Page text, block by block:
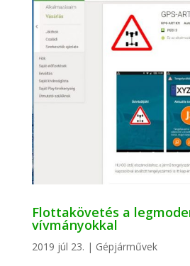
Flottakövetés a
vívmányokkal
2019 júl 23. | Gépjárművek